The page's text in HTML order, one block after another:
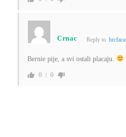
Crnac Reply tohrcfaca
Bernie pije, a svi ostali placaju.
0 0